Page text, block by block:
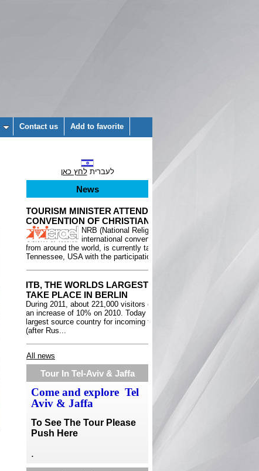
Contact us Add to favorite
לעבריתלחץ כאן
News
All news
Tour In Tel-Aviv & Jaffa
Come and explore Tel
Aviv & Jaffa
To See The Tour Please
Push Here
.